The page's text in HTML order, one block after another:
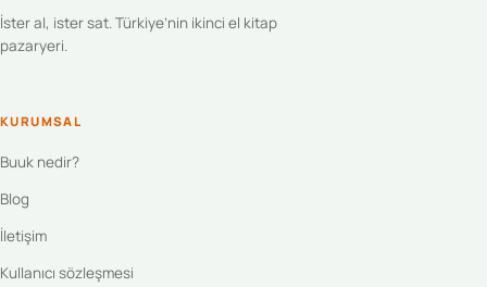
İster al, ister sat. Türkiye’nin ikinci el kitap
pazaryeri.
KURUMSAL
Buuk nedir?
Blog
İletişim
Kullanıcı sözleşmesi